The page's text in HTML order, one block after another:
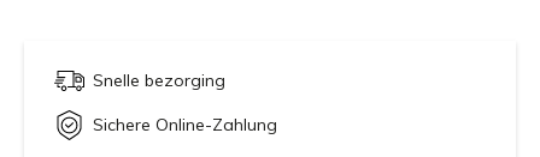
Snelle bezorging
Sichere Online-Zahlung